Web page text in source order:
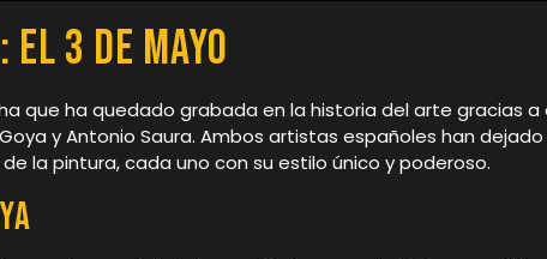
El 3 de mayo
que ha quedado grabada en la historia del arte gracias a
y Antonio Saura. Ambos artistas españoles han dejado
la pintura, cada uno con su estilo único y poderoso.